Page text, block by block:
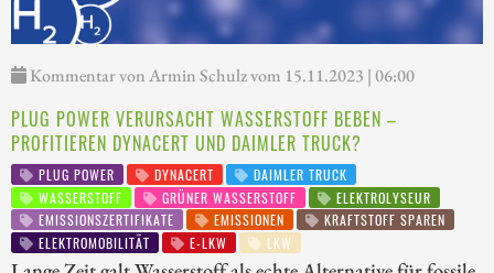
Kommentar von Armin Schulz vom 15.11.2023 | 06:00
PLUG POWER VERURSACHT WASSERSTOFF BEBEN –
PROFITIEREN DYNACERT UND DAIMLER TRUCK?
PLUG POWER DYNACERT
DAIMLER TRUCK
WASSERSTOFF
GRÜNER WASSERSTOFF
ELEKTROLYSEUR
EMISSIONSZERTIFIKATE
EMISSIONEN
KRAFTSTOFF SPAREN
ELEKTROMOBILITÄT
E-LKW LKW